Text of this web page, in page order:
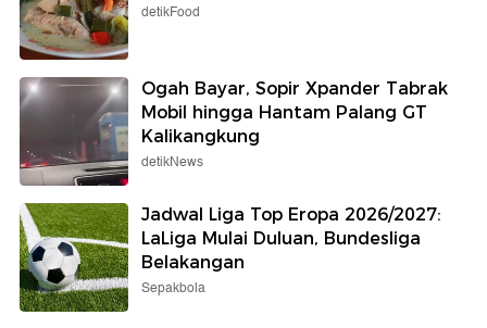
detikFood
Ogah Bayar, Sopir Xpander Tabrak
Mobil hingga Hantam Palang GT
Kalikangkung
detikNews
Jadwal Liga Top Eropa 2026/2027:
LaLiga Mulai Duluan, Bundesliga
Belakangan
Sepakbola